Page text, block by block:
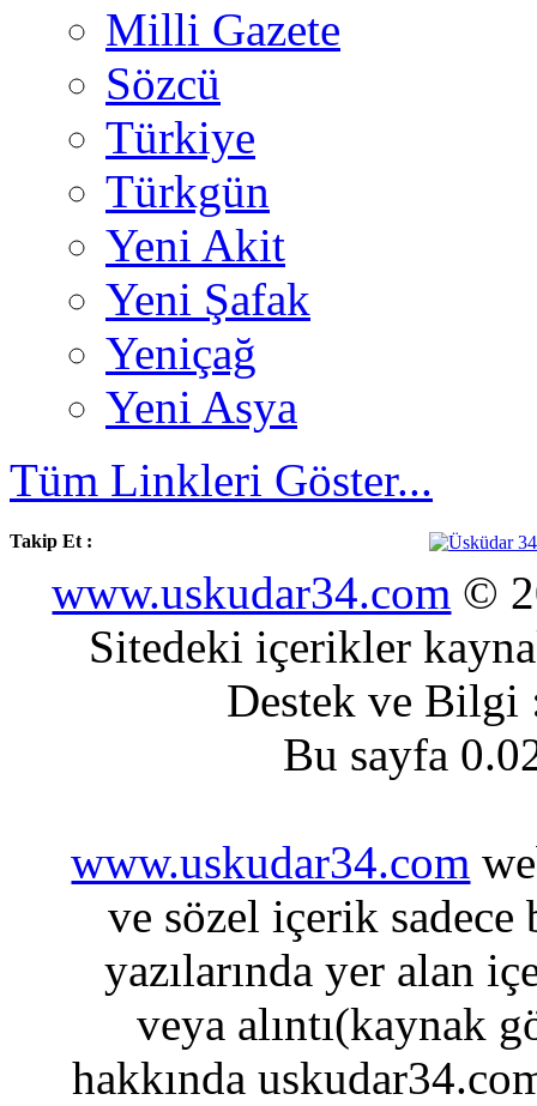
Milli Gazete
Sözcü
Türkiye
Türkgün
Yeni Akit
Yeni Şafak
Yeniçağ
Yeni Asya
Tüm Linkleri Göster...
Takip Et :
www.uskudar34.com ©
Sitedeki içerikler
Destek ve
Bu sayfa
www.uskudar34.com
ve sözel içerik sadece
yazılarında yer alan
veya alıntı(kaynak
hakkında